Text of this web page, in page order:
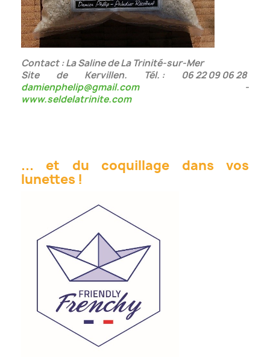
Contact : La Saline de La Trinité-sur-Mer
Site de Kervillen. Tél. : 06 22 09 06 28
damienphelip@gmail.com-
www.seldelatrinite.com
... et du coquillage dans vos
lunettes !